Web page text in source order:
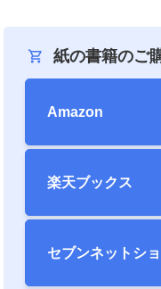
紙の書籍のご
Amazon
楽天ブックス
セブンネット シ